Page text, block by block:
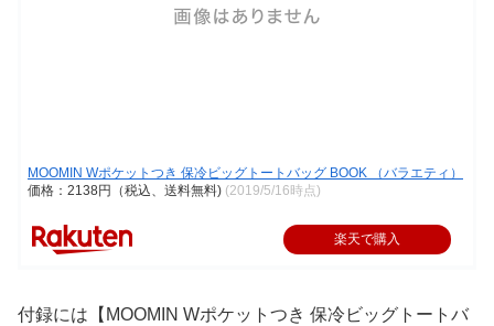
MOOMIN Wポケットつき 保冷ビッグトートバッグ BOOK （バラエティ）
価格：2138円（税込、送料無料) (2019/5/16時点)
楽天で購入
付録には【MOOMIN Wポケットつき 保冷ビッグトートバ